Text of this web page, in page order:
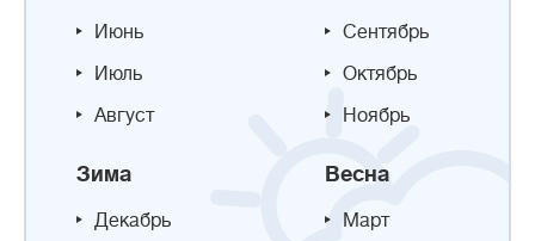
Июнь
Июль
Август
Сентябрь
Октябрь
Ноябрь
Зима
Декабрь
Весна
Март